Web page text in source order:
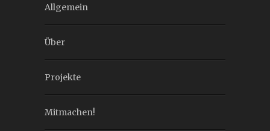
Allgemein
Über
Projekte
Mitmachen!